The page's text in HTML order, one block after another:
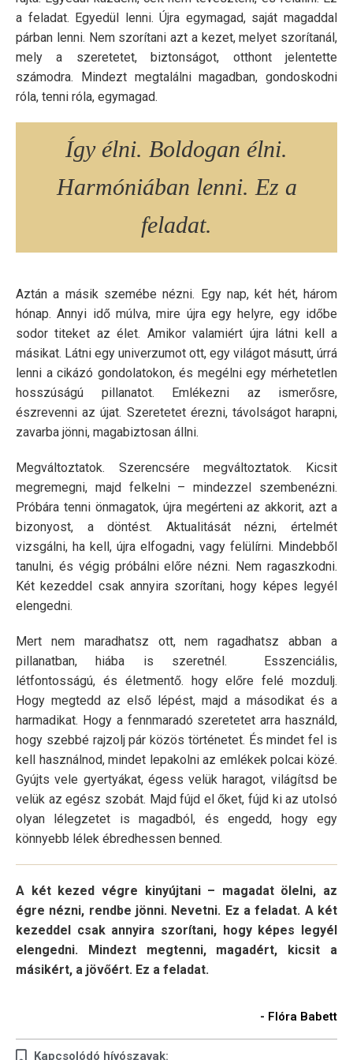
a feladat. Egyedül lenni. Újra egymagad, saját magaddal
párban lenni. Nem szorítani azt a kezet, melyet szorítanál,
mely a szeretetet, biztonságot, otthont jelentette
számodra. Mindezt megtalálni magadban, gondoskodni
róla, tenni róla, egymagad.
Így élni. Boldogan élni.
Harmóniában lenni. Ez a
feladat.
Aztán a másik szemébe nézni. Egy nap, két hét, három
hónap. Annyi idő múlva, mire újra egy helyre, egy időbe
sodor titeket az élet. Amikor valamiért újra látni kell a
másikat. Látni egy univerzumot ott, egy világot másutt, úrrá
lenni a cikázó gondolatokon, és megélni egy mérhetetlen
hosszúságú pillanatot. Emlékezni az ismerősre,
észrevenni az újat. Szeretetet érezni, távolságot harapni,
zavarba jönni, magabiztosan állni.
Megváltoztatok. Szerencsére megváltoztatok. Kicsit
megremegni, majd felkelni – mindezzel szembenézni.
Próbára tenni önmagatok, újra megérteni az akkorit, azt a
bizonyost, a döntést. Aktualitását nézni, értelmét
vizsgálni, ha kell, újra elfogadni, vagy felülírni. Mindebből
tanulni, és végig próbálni előre nézni. Nem ragaszkodni.
Két kezeddel csak annyira szorítani, hogy képes legyél
elengedni.
Mert nem maradhatsz ott, nem ragadhatsz abban a
pillanatban, hiába is szeretnél. Esszenciális,
létfontosságú, és életmentő. hogy előre felé mozdulj.
Hogy megtedd az első lépést, majd a másodikat és a
harmadikat. Hogy a fennmaradó szeretetet arra használd,
hogy szebbé rajzolj pár közös történetet. És mindet fel is
kell használnod, mindet lepakolni az emlékek polcai közé.
Gyújts vele gyertyákat, égess velük haragot, világítsd be
velük az egész szobát. Majd fújd el őket, fújd ki az utolsó
olyan lélegzetet is magadból, és engedd, hogy egy
könnyebb lélek ébredhessen benned.
A két kezed végre kinyújtani – magadat ölelni, az
égre nézni, rendbe jönni. Nevetni. Ez a feladat. A két
kezeddel csak annyira szorítani, hogy képes legyél
elengedni. Mindezt megtenni, magadért, kicsit a
másikért, a jövőért. Ez a feladat.
- Flóra Babett
Kapcsolódó hívószavak: